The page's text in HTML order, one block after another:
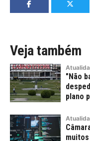
Veja também
"Não
plano